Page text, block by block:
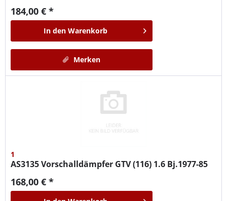
184,00 € *
In den Warenkorb
Merken
1
AS3135Vorschalldämpfer GTV (116) 1.6 Bj.1977-85
168,00 € *